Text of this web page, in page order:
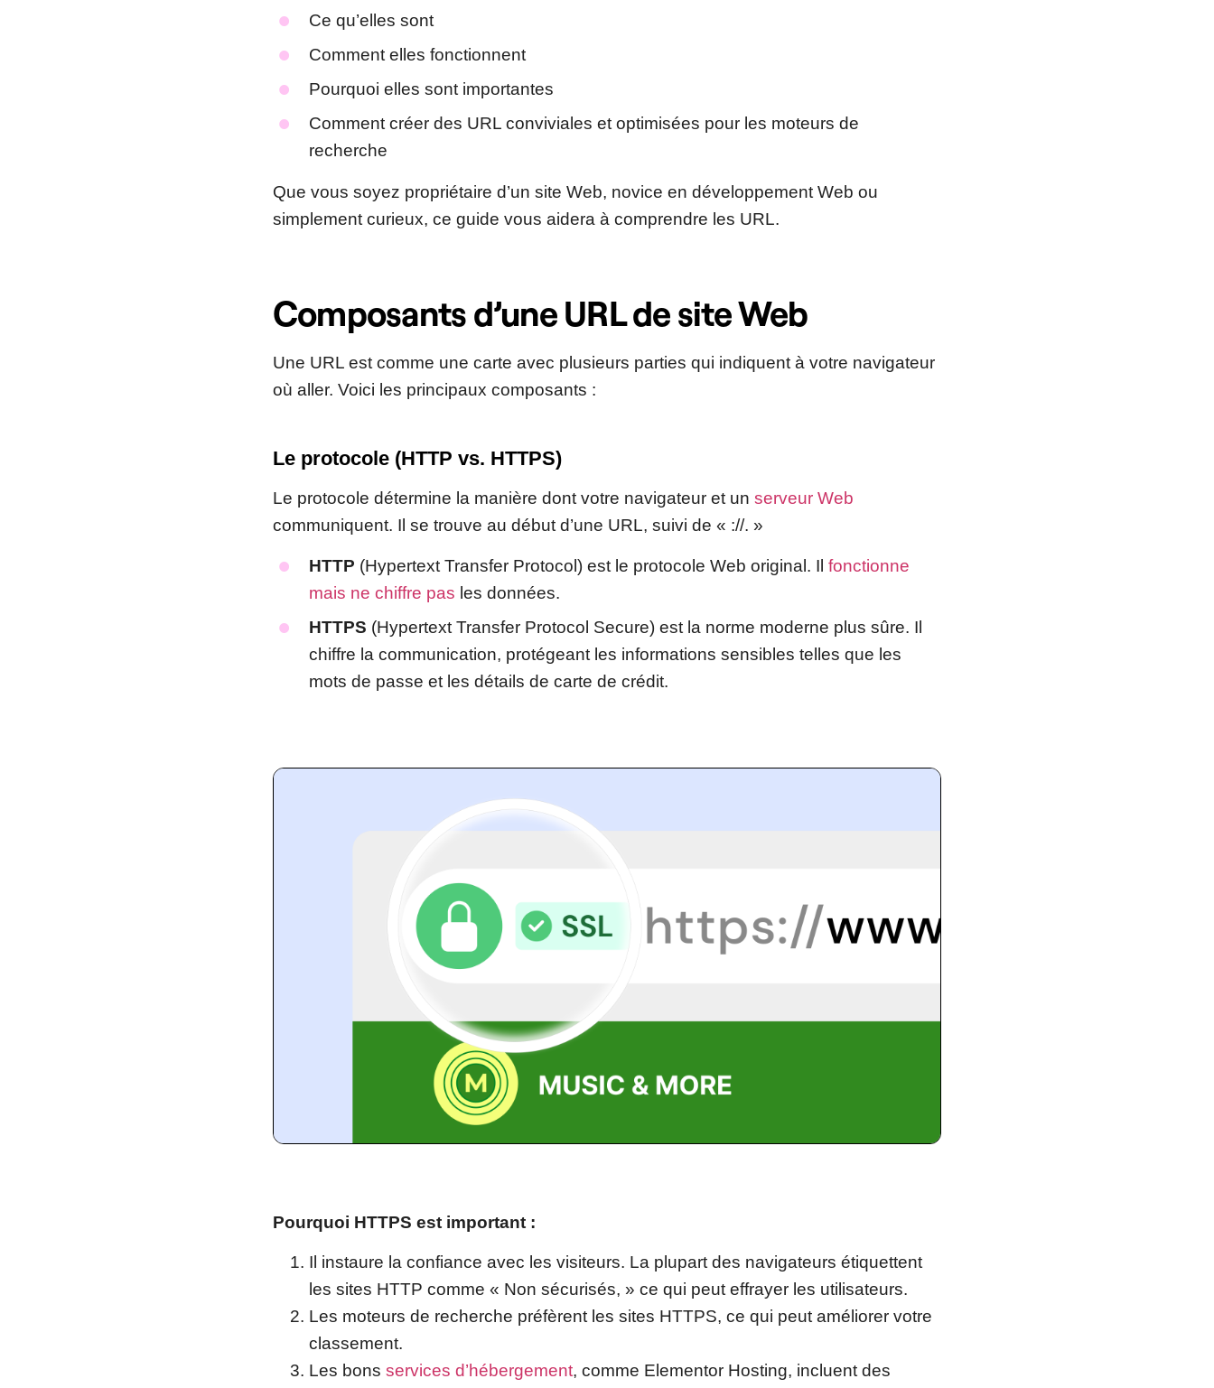
Ce qu’elles sont
Comment elles fonctionnent
Pourquoi elles sont importantes
Comment créer des URL conviviales et optimisées pour les moteurs de
recherche
Que vous soyez propriétaire d’un site Web, novice en développement Web ou
simplement curieux, ce guide vous aidera à comprendre les URL.
Composants d’une URL de site Web
Une URL est comme une carte avec plusieurs parties qui indiquent à votre navigateur
où aller. Voici les principaux composants :
Le protocole (HTTP vs. HTTPS)
Le protocole détermine la manière dont votre navigateur et un serveur Web
communiquent. Il se trouve au début d’une URL, suivi de « ://. »
HTTP (Hypertext Transfer Protocol) est le protocole Web original. Il fonctionne
mais ne chiffre pas les données.
HTTPS (Hypertext Transfer Protocol Secure) est la norme moderne plus sûre. Il
chiffre la communication, protégeant les informations sensibles telles que les
mots de passe et les détails de carte de crédit.
Pourquoi HTTPS est important :
Il instaure la confiance avec les visiteurs. La plupart des navigateurs étiquettent
les sites HTTP comme « Non sécurisés, » ce qui peut effrayer les utilisateurs.
Les moteurs de recherche préfèrent les sites HTTPS, ce qui peut améliorer votre
classement.
Les bons services d’hébergement, comme Elementor Hosting, incluent des